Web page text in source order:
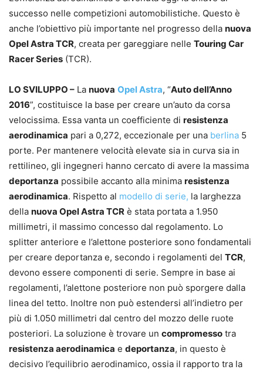
successo nelle competizioni automobilistiche. Questo è
anche l’obiettivo più importante nel progresso della nuova
Opel Astra TCR, creata per gareggiare nelle Touring Car
Racer Series (TCR).
LO SVILUPPO – La nuova Opel Astra, “Auto dell’Anno
2016”, costituisce la base per creare un’auto da corsa
velocissima. Essa vanta un coefficiente di resistenza
aerodinamica pari a 0,272, eccezionale per una berlina 5
porte. Per mantenere velocità elevate sia in curva sia in
rettilineo, gli ingegneri hanno cercato di avere la massima
deportanza possibile accanto alla minima resistenza
aerodinamica. Rispetto al modello di serie, la larghezza
della nuova Opel Astra TCR è stata portata a 1.950
millimetri, il massimo concesso dal regolamento. Lo
splitter anteriore e l’alettone posteriore sono fondamentali
per creare deportanza e, secondo i regolamenti del TCR,
devono essere componenti di serie. Sempre in base ai
regolamenti, l’alettone posteriore non può sporgere dalla
linea del tetto. Inoltre non può estendersi all’indietro per
più di 1.050 millimetri dal centro del mozzo delle ruote
posteriori. La soluzione è trovare un compromesso tra
resistenza aerodinamica e deportanza, in questo è
decisivo l’equilibrio aerodinamico, ossia il rapporto tra la